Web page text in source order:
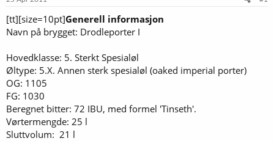
t
r
o
[tt][size=10pt]Generell informasjon
Navn på brygget: Drodleporter I
Hovedklasse: 5. Sterkt Spesialøl
Øltype: 5.X. Annen sterk spesialøl (oaked imperial porter)
OG: 1105
FG: 1030
Beregnet bitter: 72 IBU, med formel 'Tinseth'.
Vørtermengde: 25 l
Sluttvolum: 21 l